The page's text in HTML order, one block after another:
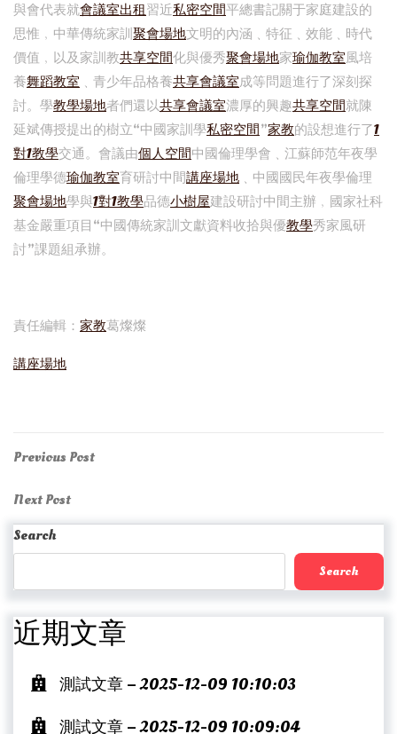
與會代表就會議室出租習近私密空間平總書記關于家庭建設的
思惟﹐中華傳統家訓聚會場地文明的內涵﹑特征﹑效能﹑時代
價值﹐以及家訓教共享空間化與優秀聚會場地家瑜伽教室風培
養舞蹈教室 ﹑青少年品格養共享會議室成等問題進行了深刻探
討。學教學場地者們還以共享會議室濃厚的興趣共享空間就陳
延斌傳授提出的樹立“中國家訓學私密空間”家教的設想進行了1
對1教學交通。會議由個人空間中國倫理學會﹑江蘇師范年夜學
倫理學德瑜伽教室育研討中間講座場地 ﹑中國國民年夜學倫理
聚會場地學與1對1教學品德小樹屋建設研討中間主辦﹐國家社科
基金嚴重項目“中國傳統家訓文獻資料收拾與優教學秀家風研
討”課題組承辦。
責任編輯： 家教葛燦燦
講座場地
Post
navigation
Previous
Previous Post
Next
Post
Next Post
Search
Search
近期文章
測試文章 – 2025-12-09 10:10:03
測試文章 – 2025-12-09 10:09:04